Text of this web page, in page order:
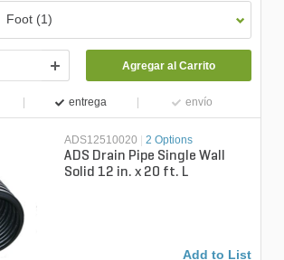
Foot (1)
Agregar al Carrito
entrega envío
ADS12510020 | 2 Options
ADS Drain Pipe Single Wall
Solid 12 in. x 20 ft. L
Add to List